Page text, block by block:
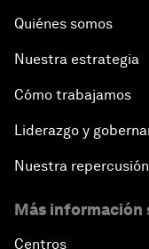
Quiénes somos
Nuestra estrategia
Cómo trabajamos
Liderazgo y
Nuestra repercusión
Más información
Centros